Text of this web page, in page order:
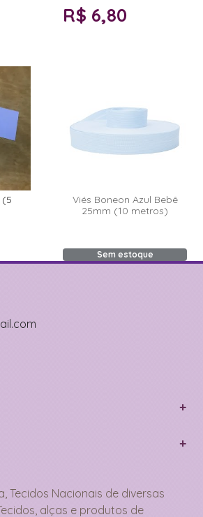
R$ 6,80
(5
Viés Boneon Azul Bebê
25mm (10 metros)
Sem estoque
Tecidos Nacionais de diversas
alças e produtos de